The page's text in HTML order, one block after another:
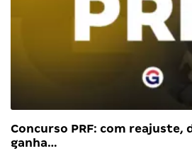
Concurso PRF: com reajuste,
ganha…